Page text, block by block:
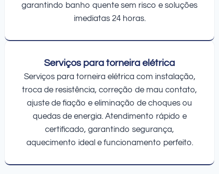
garantindo banho quente sem risco e soluções
imediatas 24 horas.
Serviços para torneira elétrica
Serviços para torneira elétrica com instalação,
troca de resistência, correção de mau contato,
ajuste de fiação e eliminação de choques ou
quedas de energia. Atendimento rápido e
certificado, garantindo segurança,
aquecimento ideal e funcionamento perfeito.